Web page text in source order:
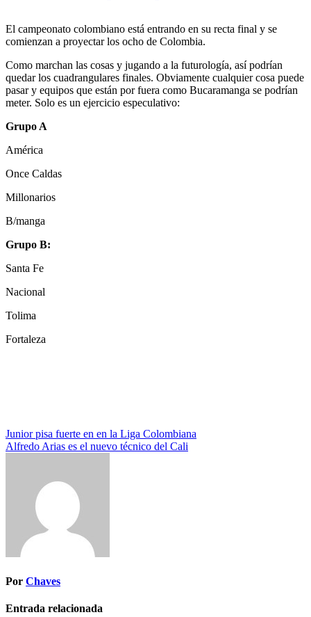
El campeonato colombiano está entrando en su recta final y se
comienzan a proyectar los ocho de Colombia.
Como marchan las cosas y jugando a la futurología, así podrían
quedar los cuadrangulares finales. Obviamente cualquier cosa puede
pasar y equipos que están por fuera como Bucaramanga se podrían
meter. Solo es un ejercicio especulativo:
Grupo A
América
Once Caldas
Millonarios
B/manga
Grupo B:
Santa Fe
Nacional
Tolima
Fortaleza
Navegación
de
Junior pisa fuerte en en la Liga Colombiana
Alfredo Arias es el nuevo técnico del Cali
Por Chaves
Entrada relacionada